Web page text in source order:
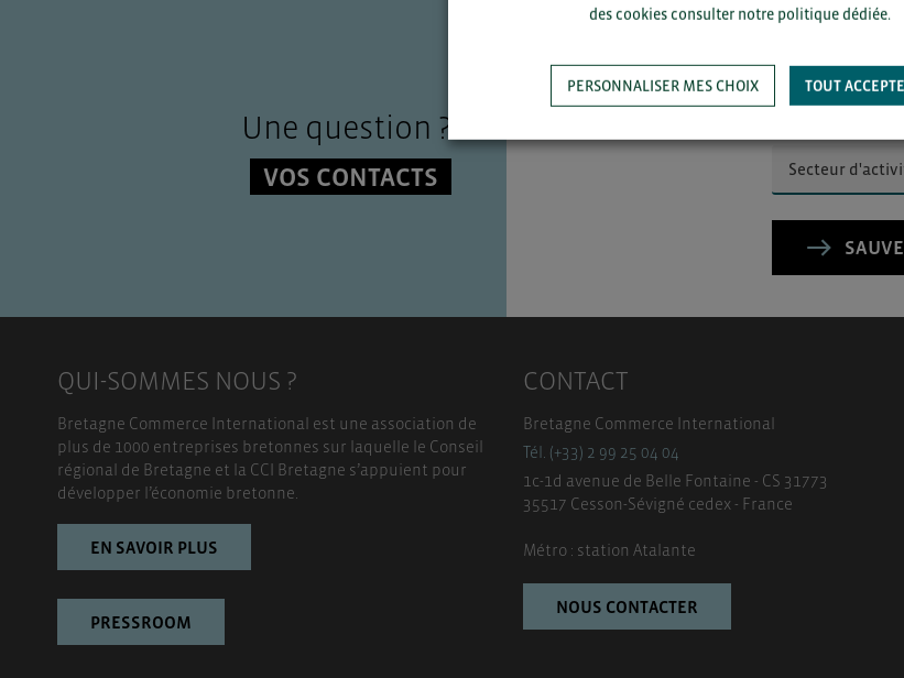
Une question ?
VOS CONTACTS
Pour voir les
QUI-SOMMES NOUS ?
Bretagne Commerce International est une association de
plus de 1000 entreprises bretonnes sur laquelle le Conseil
régional de Bretagne et la CCI Bretagne s’appuient pour
développer l’économie bretonne.
EN SAVOIR PLUS
PRESSROOM
CONTACT
Bretagne Commerce International
Tél. (+33) 2 99 25 04 04
1c-1d avenue de Belle Fontaine - CS 31773
35517 Cesson-Sévigné cedex - France
Métro : station Atalante
NOUS CONTACTER
des cookies consulter notre politique dédiée.
PERSONNALISER MES CHOIX TOUT